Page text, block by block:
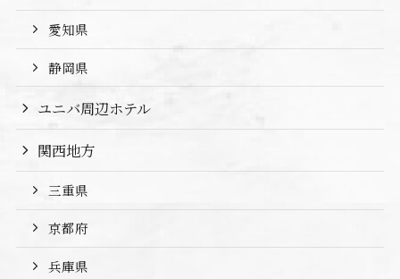
愛知県
静岡県
ユニバ周辺ホテル
関西地方
三重県
京都府
兵庫県